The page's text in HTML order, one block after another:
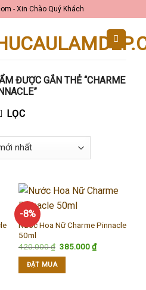
- Xin Chào Quý Khách
ĐƯỢC GẮN THẺ “CHARME
LỌC
-8%
Nước Hoa Nữ Charme Pinnacle
50ml
420.000₫ Giá
385.000₫Giá
hiện
ĐẶT MUA